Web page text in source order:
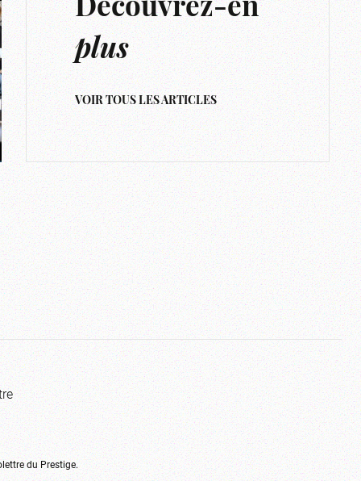
Découvrez-en
plus
VOIR TOUS LES ARTICLES
du Prestige.